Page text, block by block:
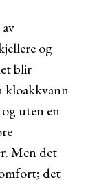
og
blir
kloakkvann
uten en
Men det
det